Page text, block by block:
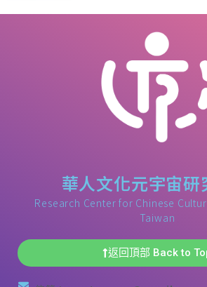
華人文化元宇宙研
Research Center for Chinese
Taiwan
返回頂部 Back to